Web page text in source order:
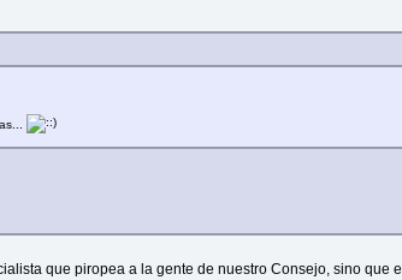
que piropea a la gente de nuestro Consejo, sino que el